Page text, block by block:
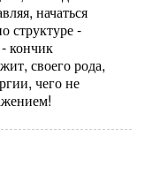
начаться
структуре -
кончик
своего рода,
чего не